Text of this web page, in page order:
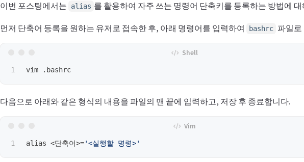
이번 포스팅에서는 alias 를 활용하여 자주 쓰는 명령어 단축키를 등록하는 방법에
먼저 단축어 등록을 원하는 유저로 접속한 후, 아래 명령어를 입력하여 bashrc 파일로
다음으로 아래와 같은 형식의 내용을 파일의 맨 끝에 입력하고, 저장 후 종료합니다.
alias <단축어>='<실행할 명령>'